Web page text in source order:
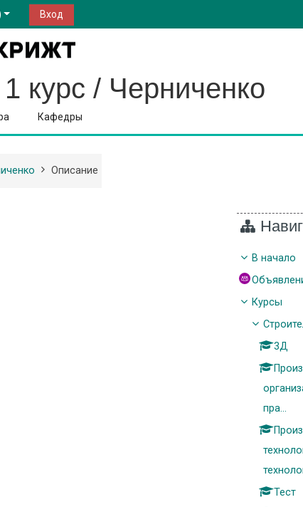
Вход
курс / Черниченко
Кафедры
Описание
В начало
Курсы
3Д
пра...
Тест